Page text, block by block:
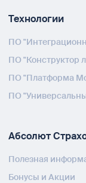
Технологии
ПО
ПО "Конструктор
ПО "Платформа
ПО
Абсолют
Полезная
Бонусы и Акции